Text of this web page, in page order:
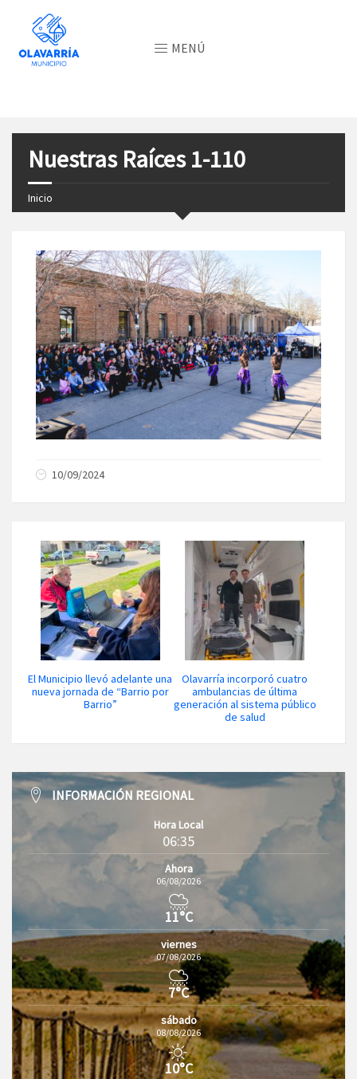
MENÚ
Nuestras Raíces 1-110
Inicio
10/09/2024
El Municipio llevó adelante una
nueva jornada de “Barrio por
Barrio”
Olavarría incorporó cuatro
ambulancias de última
generación al sistema público
de salud
INFORMACIÓN REGIONAL
Hora Local
06:35
Ahora
06/08/2026
11°C
viernes
07/08/2026
7°C
sábado
08/08/2026
10°C